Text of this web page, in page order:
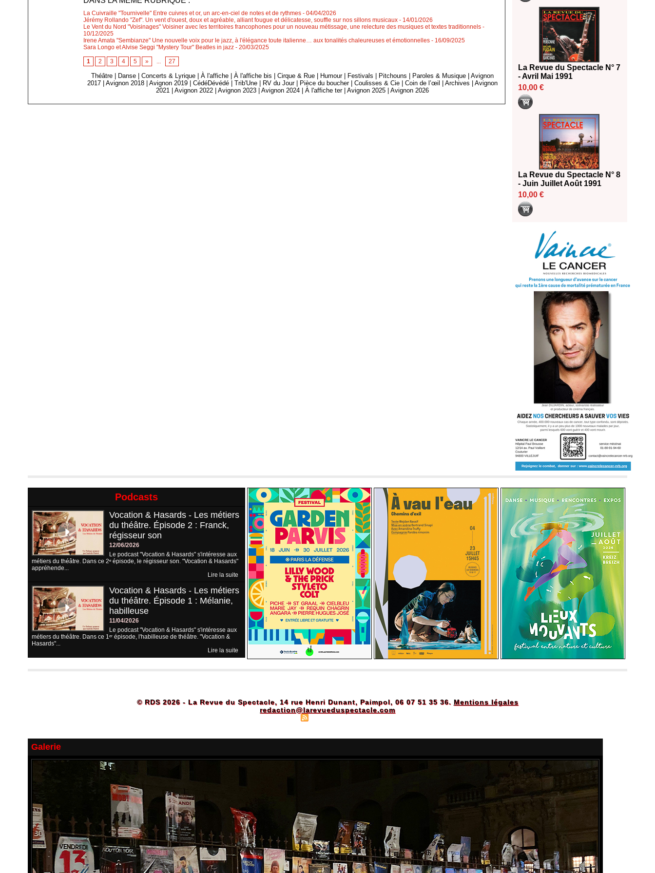
La Cuivraille "Tournivelle" Entre cuivres et or, un arc-en-ciel de notes et de rythmes - 04/04/2026
Jérémy Rollando "Zef". Un vent d'ouest, doux et agréable, alliant fougue et délicatesse, souffle sur nos sillons musicaux - 14/01/2026
Le Vent du Nord "Voisinages" Voisiner avec les territoires francophones pour un nouveau métissage, une relecture des musiques et textes traditionnels -
10/12/2025
Irene Amata "Sembianze" Une nouvelle voix pour le jazz, à l'élégance toute italienne… aux tonalités chaleureuses et émotionnelles - 16/09/2025
Sara Longo et Alvise Seggi "Mystery Tour" Beatles in jazz - 20/03/2025
1 2 3 4 5 » ... 27
Théâtre Danse |Concerts & Lyrique |À l'affiche |À l'affiche bis |Cirque & Rue Humour Festivals Pitchouns Paroles & Musique |Avignon
2017
|Avignon 2018 |Avignon 2019 |CédéDévédé |Trib'Une RV du Jour Pièce du boucher |Coulisses & Cie |Coin de l’œil |Archives |Avignon
2021
|Avignon 2022 |Avignon 2023 |Avignon 2024 |À l'affiche ter |Avignon 2025 |Avignon 2026
La Revue du Spectacle N° 7
- Avril Mai 1991
10,00 €
La Revue du Spectacle N° 8
- Juin Juillet Août 1991
10,00 €
Podcasts
Vocation & Hasards - Les métiers
du théâtre. Épisode 2 : Franck,
régisseur son
12/06/2026
Le podcast "Vocation & Hasards" s'intéresse aux
métiers du théâtre. Dans ce 2ᵉ épisode, le régisseur son. "Vocation & Hasards"
appréhende...
Lire la suite
Vocation & Hasards - Les métiers
du théâtre. Épisode 1 : Mélanie,
habilleuse
11/04/2026
Le podcast "Vocation & Hasards" s'intéresse aux
métiers du théâtre. Dans ce 1ᵉʳ épisode, l'habilleuse de théâtre. "Vocation &
Hasards"...
Lire la suite
© RDS 2026 - La Revue du Spectacle, 14 rue Henri Dunant, Paimpol, 06 07 51 35 36. Mentions légales
redaction@larevueduspectacle.com
Galerie